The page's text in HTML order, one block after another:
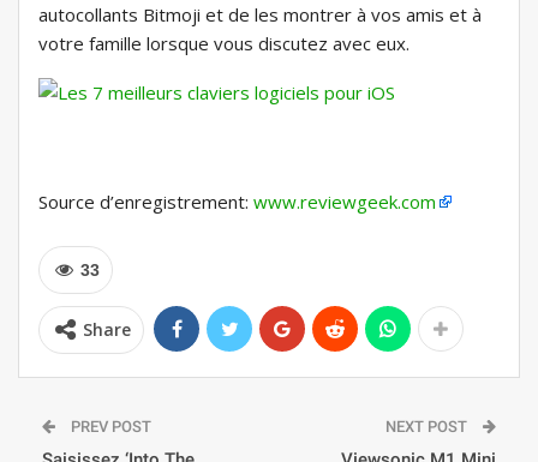
autocollants Bitmoji et de les montrer à vos amis et à
votre famille lorsque vous discutez avec eux.
Source d’enregistrement: www.reviewgeek.com
33
Share
PREV POST NEXT POST